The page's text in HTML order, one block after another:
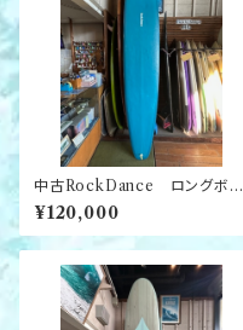
中古RockDance ロングボー
ド
¥120,000